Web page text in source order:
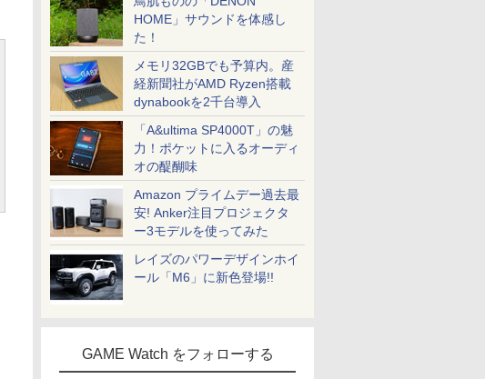
HOME」サウンドを体感し
た！
メモリ32GBでも予算内。産
経新聞社がAMD Ryzen搭載
dynabookを2千台導入
「A&ultima SP4000T」の魅
力！ポケットに入るオーディ
オの醍醐味
Amazon プライムデー過去最
安! Anker注目プロジェクタ
ー3モデルを使ってみた
レイズのパワーデザインホイ
ール「M6」に新色登場!!
GAME Watch をフォローする